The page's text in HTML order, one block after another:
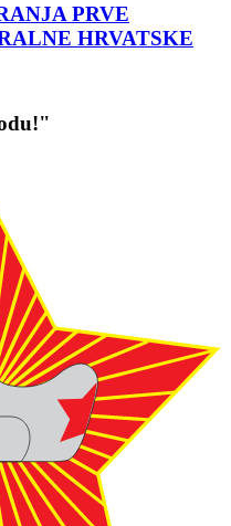
PRVE
HRVATSKE